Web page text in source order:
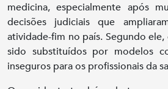
medicina, especialmente após
decisões judiciais que
atividade-fim no país. Segundo
sido substituídos por modelos
inseguros para os profissionais da